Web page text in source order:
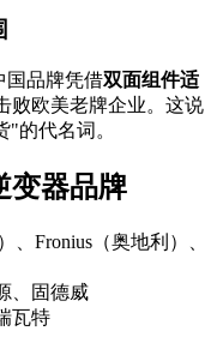
国品牌凭借双面组件适
败欧美老牌企业。这说
的代名词。
变器品牌
、Fronius（奥地利）、
、固德威
瓦特